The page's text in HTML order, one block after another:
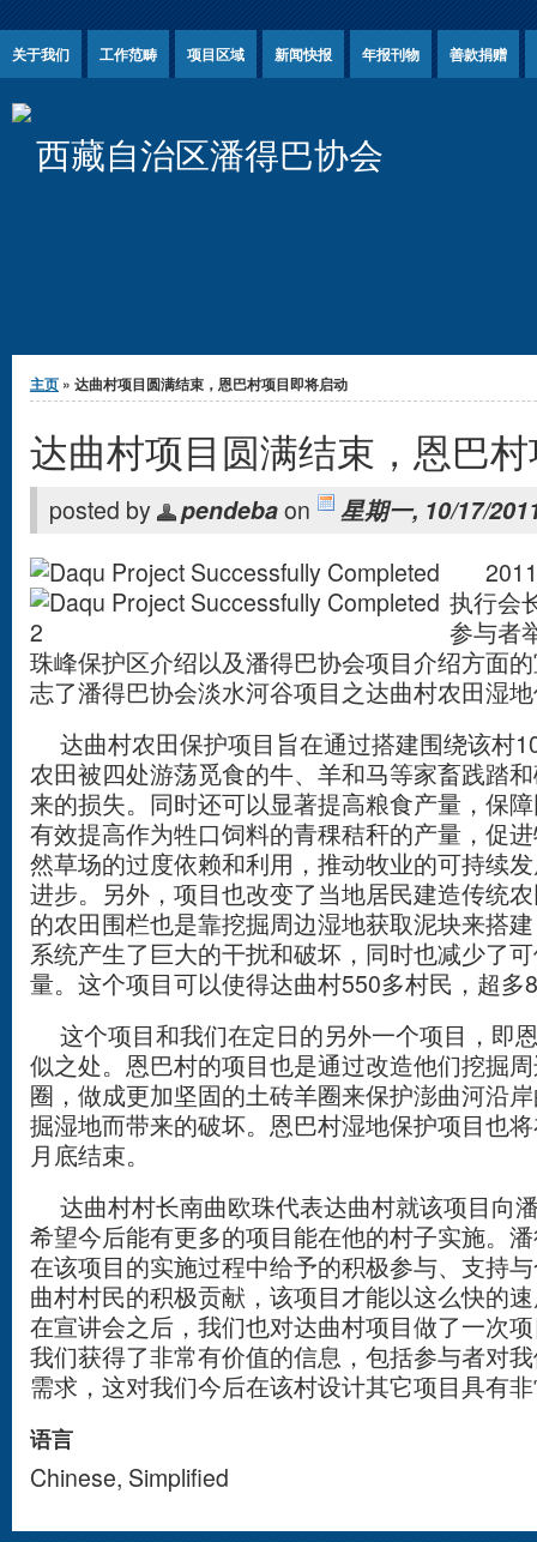
关于我们 工作范畴 项目区域 新闻快报 年报刊物 善款捐赠
西藏自治区潘得巴协会
你在这里
主页 » 达曲村项目圆满结束，恩巴村项目即将启动
达曲村项目圆满结束，恩巴
posted by pendebaon
星期一, 10/17/
2011
执行会
参与者
珠峰保护区介绍以及潘得巴协会项目介绍方面
志了潘得巴协会淡水河谷项目之达曲村农田湿
达曲村农田保护项目旨在通过搭建围绕该村
农田被四处游荡觅食的牛、羊和马等家畜践踏
来的损失。同时还可以显著提高粮食产量，保
有效提高作为牲口饲料的青稞秸秆的产量，促
然草场的过度依赖和利用，推动牧业的可持续
进步。另外，项目也改变了当地居民建造传统
的农田围栏也是靠挖掘周边湿地获取泥块来搭
系统产生了巨大的干扰和破坏，同时也减少了
量。这个项目可以使得达曲村550多村民，超多
这个项目和我们在定日的另外一个项目，即
似之处。恩巴村的项目也是通过改造他们挖掘
圈，做成更加坚固的土砖羊圈来保护澎曲河沿
掘湿地而带来的破坏。恩巴村湿地保护项目也
月底结束。
达曲村村长南曲欧珠代表达曲村就该项目向
希望今后能有更多的项目能在他的村子实施。
在该项目的实施过程中给予的积极参与、支持
曲村村民的积极贡献，该项目才能以这么快的
在宣讲会之后，我们也对达曲村项目做了一次
我们获得了非常有价值的信息，包括参与者对
需求，这对我们今后在该村设计其它项目具有
语言
Chinese, Simplified